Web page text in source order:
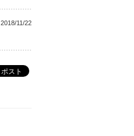
2018/11/22